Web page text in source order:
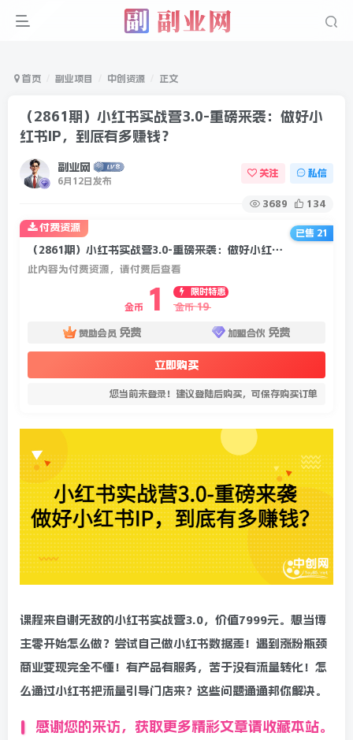
首页 副业项目 中创资源 正文
（2861期）小红书实战营3.0-重磅来袭：做好小
红书IP，到底有多赚钱？
副业网
6月12日发布
关注 私信
3689 134
（2861期）小红书实战营3.0-重磅来袭：做好小红书IP，到底有多赚钱？
此内容为付费资源，请付费后查看
金币 1
限时特惠
金币 19
赞助会员 免费 加盟合伙 免费
立即购买
您当前未登录！建议登陆后购买，可保存购买订单
付费资源
已售 21
课程来自谢无敌的小红书实战营3.0，价值7999元。想当博
主零开始怎么做？尝试自己做小红书数据差！遇到涨粉瓶颈
商业变现完全不懂！有产品有服务，苦于没有流量转化！怎
么通过小红书把流量引导门店来？这些问题通通邦你解决。
感谢您的来访，获取更多精彩文章请收藏本站。